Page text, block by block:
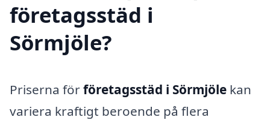
företagsstäd i
Sörmjöle?
Priserna förföretagsstäd i Sörmjöle kan
variera kraftigt beroende på flera